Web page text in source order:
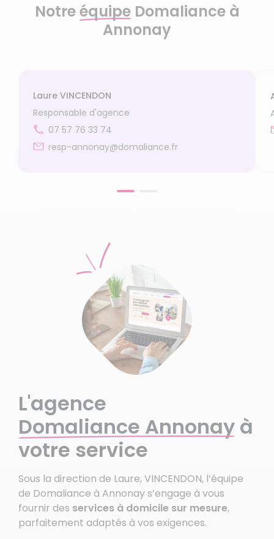
NotreéquipeDomaliance à
Annonay
Laure VINCENDON
Responsable d'agence
07 57 76 33 74
resp-annonay@domaliance.fr
L'agence
Domaliance Annonay à
votre service
Sous la direction de Laure, VINCENDON, l’équipe
de Domaliance à Annonay s’engage à vous
fournir des services à domicile sur mesure,
parfaitement adaptés à vos exigences.